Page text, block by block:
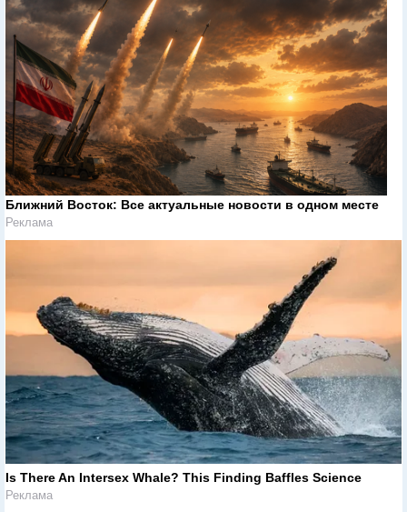
Ближний Восток: Все актуальные новости в одном месте
Реклама
Is There An Intersex Whale? This Finding Baffles Science
Реклама